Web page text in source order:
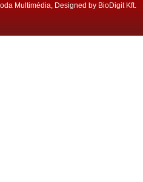
Multimédia, Designed by BioDigit Kft.